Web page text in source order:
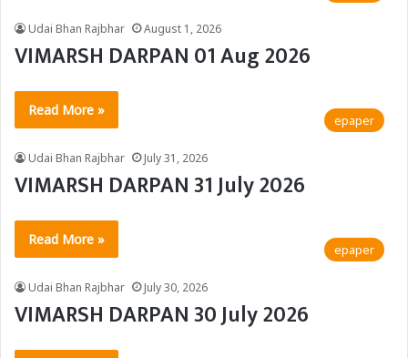
Udai Bhan Rajbhar August 1, 2026
VIMARSH DARPAN 01 Aug 2026
Read More »
epaper
Udai Bhan Rajbhar July 31, 2026
VIMARSH DARPAN 31 July 2026
Read More »
epaper
Udai Bhan Rajbhar July 30, 2026
VIMARSH DARPAN 30 July 2026